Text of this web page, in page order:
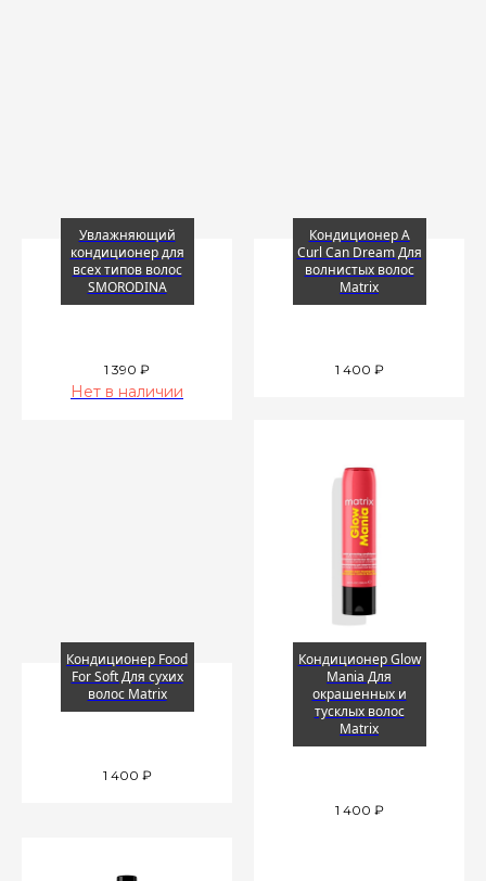
Увлажняющий
кондиционер для
всех типов волос
SMORODINA
1 390 ₽
Нет в наличии
Кондиционер A
Curl Can Dream Для
волнистых волос
Matrix
1 400 ₽
Кондиционер Food
For Soft Для сухих
волос Matrix
1 400 ₽
Кондиционер Glow
Mania Для
окрашенных и
тусклых волос
Matrix
1 400 ₽